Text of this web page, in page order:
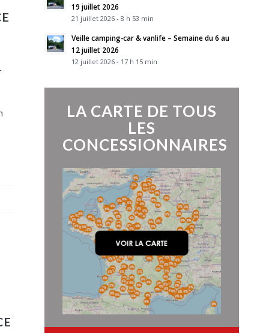
19 juillet 2026
21 juillet 2026 - 8 h 53 min
Veille camping-car & vanlife – Semaine du 6 au
12 juillet 2026
12 juillet 2026 - 17 h 15 min
LA CARTE DE TOUS
LES
CONCESSIONNAIRES